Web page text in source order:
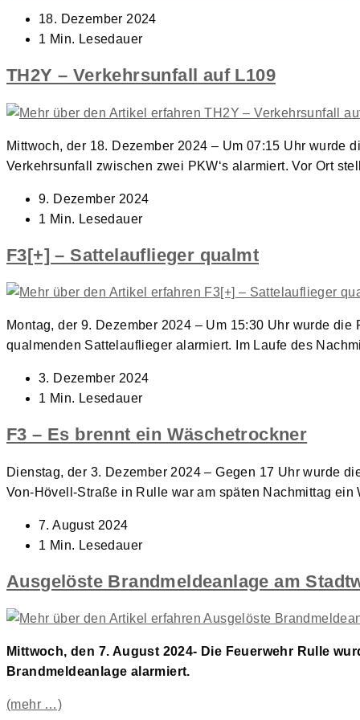
Beitrag
veröffentlicht:
18. Dezember 2024
Lesedauer:
1 Min. Lesedauer
TH2Y – Verkehrsunfall auf L109
Mittwoch, der 18. Dezember 2024 – Um 07:15 Uhr wurde
Verkehrsunfall zwischen zwei PKW‘s alarmiert. Vor Ort
Beitrag
veröffentlicht:
9. Dezember 2024
Lesedauer:
1 Min. Lesedauer
F3[+] – Sattelauflieger qualmt
Montag, der 9. Dezember 2024 – Um 15:30 Uhr wurde
qualmenden Sattelauflieger alarmiert. Im Laufe des
Beitrag
veröffentlicht:
3. Dezember 2024
Lesedauer:
1 Min. Lesedauer
F3 – Es brennt ein Wäschetrockner
Dienstag, der 3. Dezember 2024 – Gegen 17 Uhr wurde
Von-Hövell-Straße in Rulle war am späten Nachmittag
Beitrag
veröffentlicht:
7. August 2024
Lesedauer:
1 Min. Lesedauer
Ausgelöste Brandmeldeanlage am
Mittwoch, den 7. August 2024- Die Feuerwehr Rulle
Brandmeldeanlage alarmiert.
(mehr …)